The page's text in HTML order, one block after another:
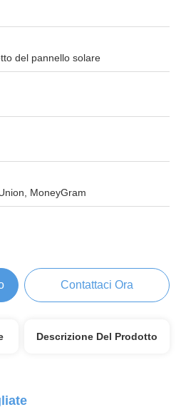
del pannello solare
MoneyGram
Contattaci Ora
Descrizione Del Prodotto